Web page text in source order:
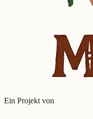
Ein Projekt von